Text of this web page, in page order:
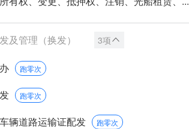
及管理（换发） 3项
跑零次
跑零次
辆道路运输证配发 跑零次